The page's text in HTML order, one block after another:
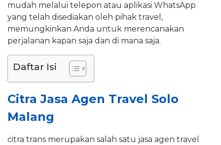
mudah melalui telepon atau aplikasi WhatsApp
yang telah disediakan oleh pihak travel,
memungkinkan Anda untuk merencanakan
perjalanan kapan saja dan di mana saja.
Daftar Isi
Citra Jasa Agen Travel Solo
Malang
citra trans merupakan salah satu jasa agen travel